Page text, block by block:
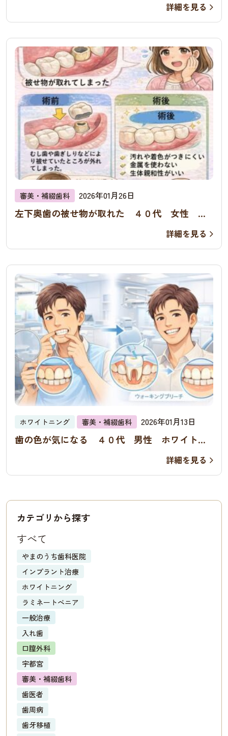
詳細を見る
審美・補綴歯科 2026年01月26日
左下奥歯の被せ物が取れた ４０代 女性 ジ
詳細を見る
ホワイトニング 審美・補綴歯科 2026年01月13日
歯の色が気になる ４０代 男性 ホワイトニ
詳細を見る
カテゴリから探す
すべて
やまのうち歯科医院
インプラント治療
ホワイトニング
ラミネートべニア
一般治療
入れ歯
口膣外科
宇都宮
審美・補綴歯科
歯医者
歯周病
歯牙移植